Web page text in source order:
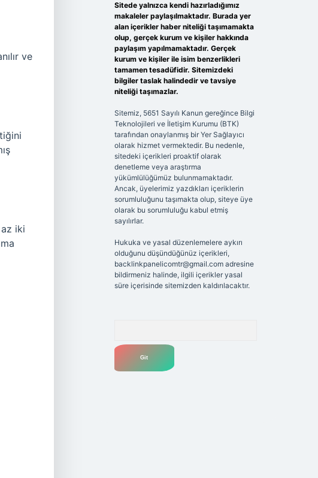
ve
iki
Sitede yalnızca kendi hazırladığımız
makaleler paylaşılmaktadır. Burada yer
alan içerikler haber niteliği taşımamakta
olup, gerçek kurum ve kişiler hakkında
paylaşım yapılmamaktadır. Gerçek
kurum ve kişiler ile isim benzerlikleri
tamamen tesadüfidir. Sitemizdeki
bilgiler taslak halindedir ve tavsiye
niteliği taşımazlar.
Sitemiz, 5651 Sayılı Kanun gereğince Bilgi
Teknolojileri ve İletişim Kurumu (BTK)
tarafından onaylanmış bir Yer Sağlayıcı
olarak hizmet vermektedir. Bu nedenle,
sitedeki içerikleri proaktif olarak
denetleme veya araştırma
yükümlülüğümüz bulunmamaktadır.
Ancak, üyelerimiz yazdıkları içeriklerin
sorumluluğunu taşımakta olup, siteye üye
olarak bu sorumluluğu kabul etmiş
sayılırlar.
Hukuka ve yasal düzenlemelere aykırı
olduğunu düşündüğünüz içerikleri,
backlinkpanelicomtr@gmail.comadresine
bildirmeniz halinde, ilgili içerikler yasal
süre içerisinde sitemizden kaldırılacaktır.